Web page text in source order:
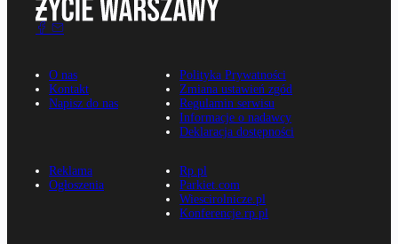
O nas
Kontakt
Napisz do nas
Polityka Prywatności
Zmiana ustawień zgód
Regulamin serwisu
Informacje o nadawcy
Deklaracja dostępności
Reklama
Ogłoszenia
Rp.pl
Parkiet.com
Wiescirolnicze.pl
Konferencje.rp.pl